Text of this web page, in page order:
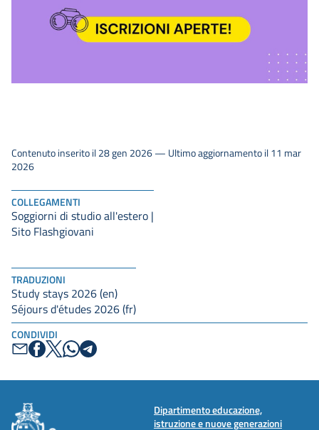
TRADUZIONI
Study stays 2026 (en)
Séjours d'études 2026 (fr)
CONDIVIDI
COLLEGAMENTI
Soggiorni di studio all'estero |
Sito Flashgiovani
Contenuto inserito il 28 gen 2026 — Ultimo aggiornamento il 11 mar
2026
Dipartimento educazione,
istruzione e nuove generazioni